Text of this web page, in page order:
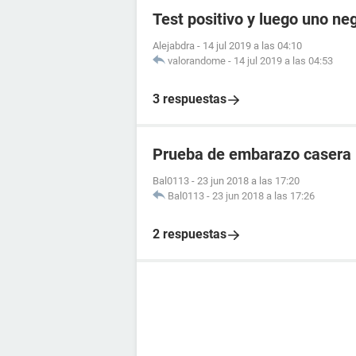
Test positivo y luego uno
Alejabdra - 14 jul 2019 a las 04:10
valorandome - 14 jul 2019 a las 04:53
3 respuestas
Prueba de embarazo casera
Bal0113 - 23 jun 2018 a las 17:20
Bal0113 - 23 jun 2018 a las 17:26
2 respuestas